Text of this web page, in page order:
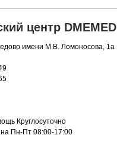
центр DMEMED
имени М.В. Ломоносова, 1а
Круглосуточно
Пн-Пт 08:00-17:00